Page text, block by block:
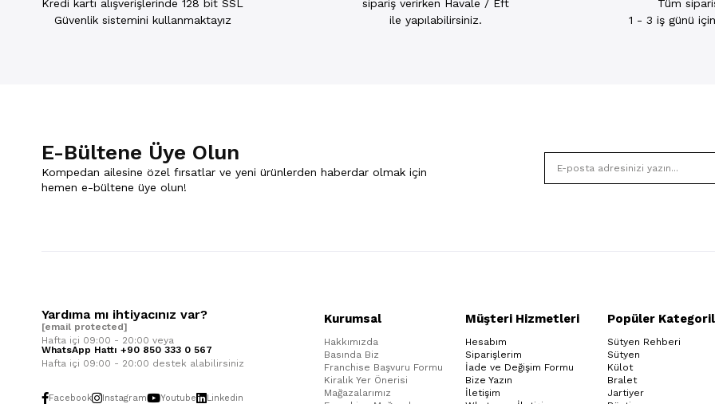
Kredi kartı alışverişlerinde 128 bit SSL
Güvenlik sistemini kullanmaktayız
sipariş verirken Havale / Eft
ile yapılabilirsiniz.
Tüm
1 - 3 iş günü
E-Bültene Üye Olun
Kompedan ailesine özel fırsatlar ve yeni ürünlerden haberdar olmak için
hemen e-bültene üye olun!
Yardıma mı ihtiyacınız var?
[email protected]
Hafta içi 09:00 - 20:00 veya
WhatsApp Hattı +90 850 333 0 567
Hafta içi 09:00 - 20:00 destek alabilirsiniz
Facebook Instagram Youtube Linkedin
Kurumsal
Hakkımızda
Basında Biz
Franchise Başvuru Formu
Kiralık Yer Önerisi
Mağazalarımız
Müşteri Hizmetleri
Hesabım
Siparişlerim
İade ve Değişim Formu
Bize Yazın
İletişim
Popüler
Sütyen Rehberi
Sütyen
Külot
Bralet
Jartiyer